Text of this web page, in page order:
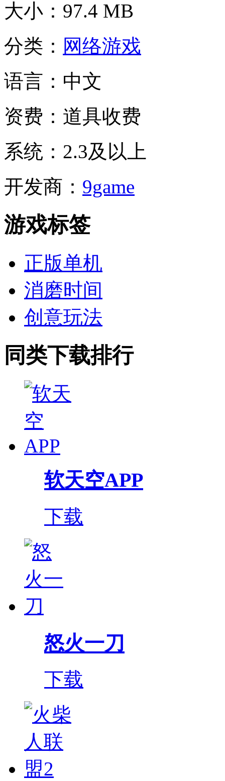
大小： 97.4 MB
分类： 网络游戏
语言： 中文
资费： 道具收费
系统： 2.3及以上
开发商： 9game
游戏标签
正版单机
消磨时间
创意玩法
同类下载排行
软天空APP
下载
怒火一刀
下载